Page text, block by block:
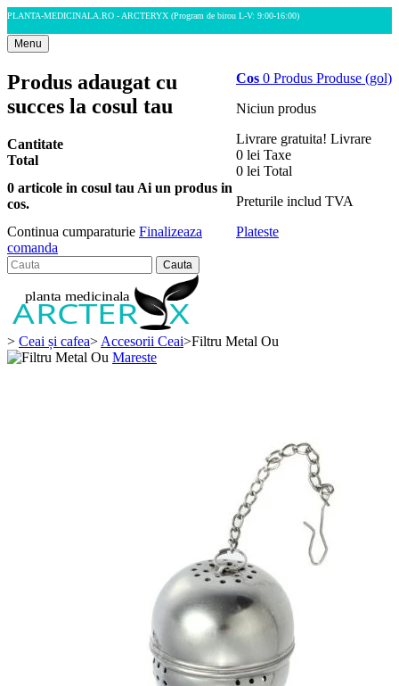
PLANTA-MEDICINALA.RO - ARCTERYX (Program de birou L-V: 9:00-16:00)
Menu
Cos 0 Produs Produse (gol)
Niciun produs
Livrare gratuita! Livrare
0 lei Taxe
0 lei Total
Preturile includ TVA
Plateste
Produs adaugat cu
succes la cosul tau
Cantitate
Total
0 articole in cosul tau Ai un produs in
cos.
Continua cumparaturie Finalizeaza
comanda
Cauta
> Ceai și cafea> Accesorii Ceai>Filtru Metal Ou
Mareste